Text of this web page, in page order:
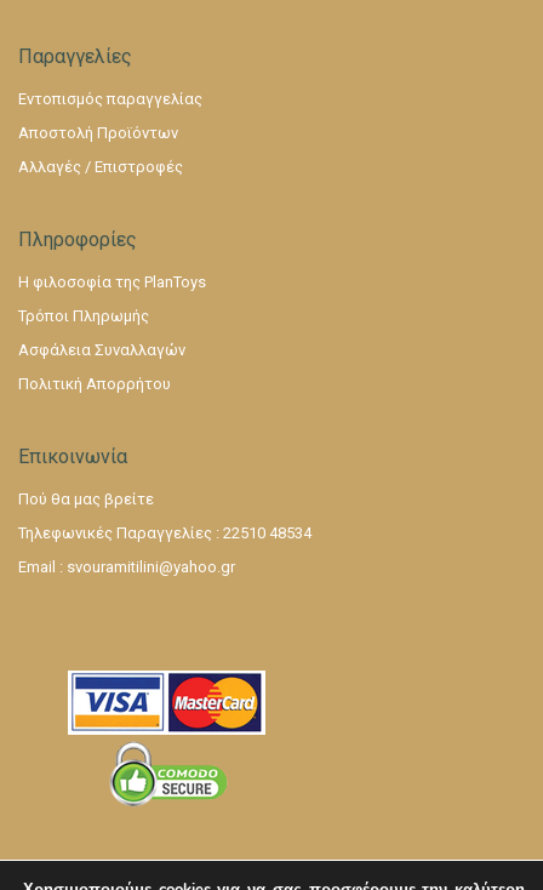
Παραγγελίες
Εντοπισμός παραγγελίας
Αποστολή Προϊόντων
Αλλαγές / Επιστροφές
Πληροφορίες
Η φιλοσοφία της PlanToys
Τρόποι Πληρωμής
Ασφάλεια Συναλλαγών
Πολιτική Απορρήτου
Επικοινωνία
Πού θα μας βρείτε
Τηλεφωνικές Παραγγελίες : 22510 48534
Email : svouramitilini@yahoo.gr